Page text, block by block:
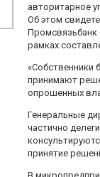
авторитарное
Об этом
Промсвязьбанк
рамках
«Собственники
принимают
опрошенных
Генеральные
частично
принятие